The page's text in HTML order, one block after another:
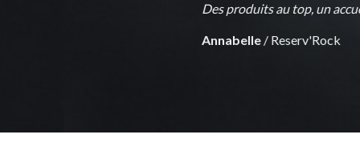
Des produits au top, un accueil très
/Reserv'Rock